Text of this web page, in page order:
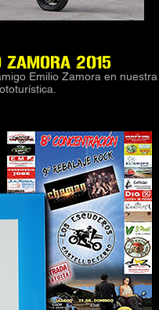
ZAMORA 2015
Emilio Zamora en nuestra